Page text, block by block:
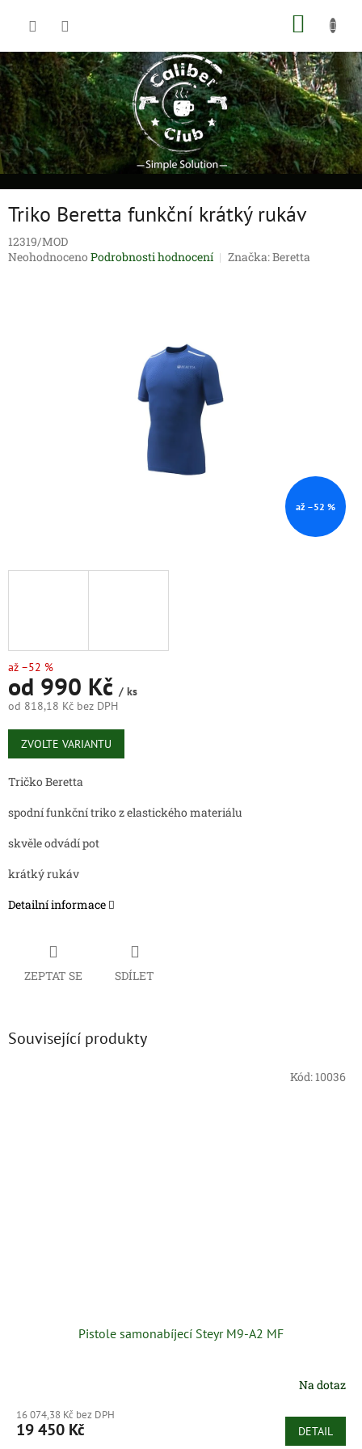
Triko Beretta funkční krátký rukáv
12319/MOD
Průměrné
Neohodnoceno Podrobnosti hodnocení Značka:Beretta
až –52 %
až –52 %
od 990 Kč / ks
od 818,18 Kč bez DPH
Měrná
cena:
ZVOLTE VARIANTU
Tričko Beretta
spodní funkční triko z elastického materiálu
skvěle odvádí pot
krátký rukáv
Detailní informace
ZEPTAT SE SDÍLET
Související produkty
Pistole samonabíjecí Steyr M9-A2 MF
Na dotaz
16 074,38 Kč bez DPH
19 450 Kč DETAIL
Kód: 10036